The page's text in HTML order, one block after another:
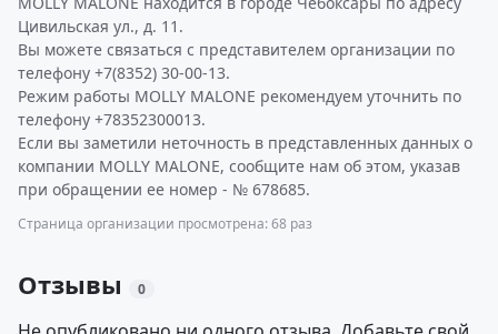
Цивильская ул., д. 11.
Вы можете связаться с представителем организации по
телефону +7(8352) 30-00-13.
Режим работы MOLLY MALONE рекомендуем уточнить по
телефону +78352300013.
Если вы заметили неточность в представленных данных о
компании MOLLY MALONE, сообщите нам об этом, указав
при обращении ее номер - № 678685.
Страница организации просмотрена: 68 раз
Отзывы 0